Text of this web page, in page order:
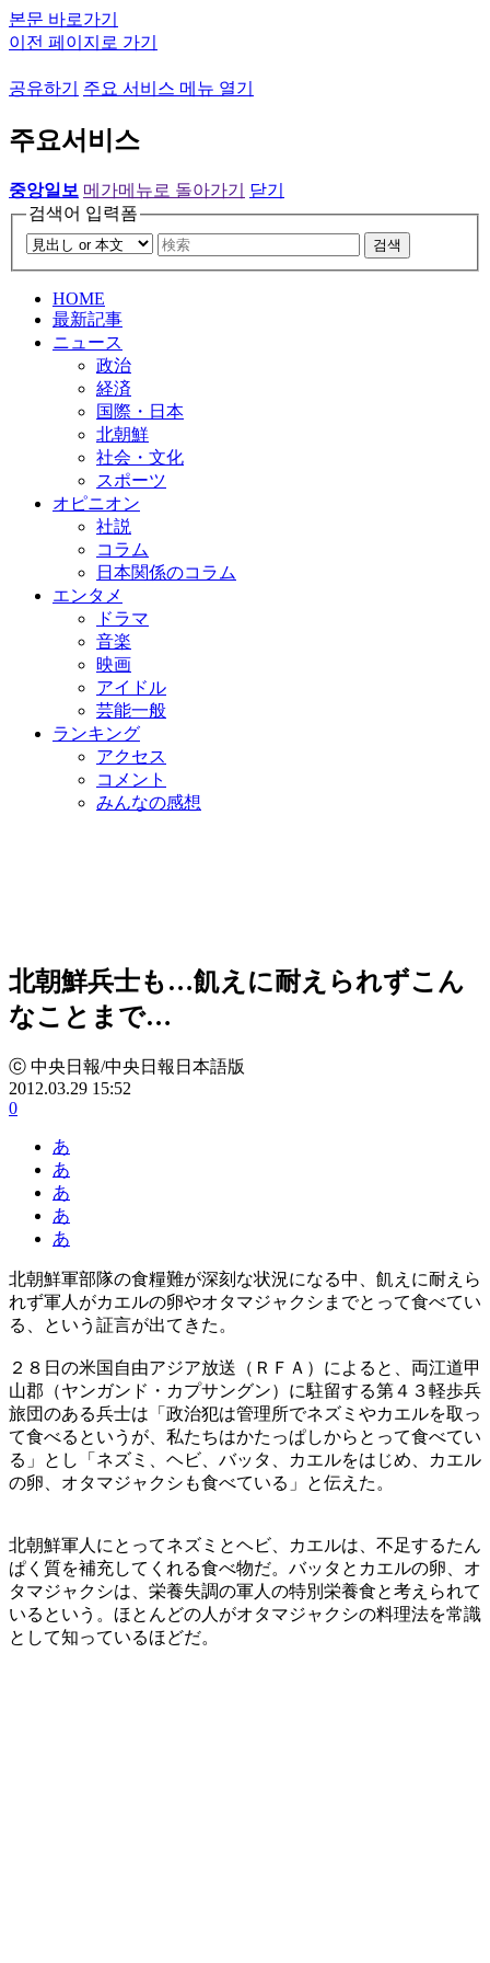
본문 바로가기
이전 페이지로 가기
공유하기 주요 서비스 메뉴 열기
주요서비스
중앙일보 메가메뉴로 돌아가기
닫기
검색어 입력폼
검색
HOME
最新記事
ニュース
政治
経済
国際・日本
北朝鮮
社会・文化
スポーツ
オピニオン
社説
コラム
日本関係のコラム
エンタメ
ドラマ
音楽
映画
アイドル
芸能一般
ランキング
アクセス
コメント
みんなの感想
北朝鮮兵士も…飢えに耐えられずこん
なことまで…
ⓒ 中央日報/中央日報日本語版
2012.03.29 15:52
0
あ
あ
あ
あ
あ
北朝鮮軍部隊の食糧難が深刻な状況になる中、飢えに耐えら
れず軍人がカエルの卵やオタマジャクシまでとって食べてい
る、という証言が出てきた。
２８日の米国自由アジア放送（ＲＦＡ）によると、両江道甲
山郡（ヤンガンド・カプサングン）に駐留する第４３軽歩兵
旅団のある兵士は「政治犯は管理所でネズミやカエルを取っ
て食べるというが、私たちはかたっぱしからとって食べてい
る」とし「ネズミ、ヘビ、バッタ、カエルをはじめ、カエル
の卵、オタマジャクシも食べている」と伝えた。
北朝鮮軍人にとってネズミとヘビ、カエルは、不足するたん
ぱく質を補充してくれる食べ物だ。バッタとカエルの卵、オ
タマジャクシは、栄養失調の軍人の特別栄養食と考えられて
いるという。ほとんどの人がオタマジャクシの料理法を常識
として知っているほどだ。